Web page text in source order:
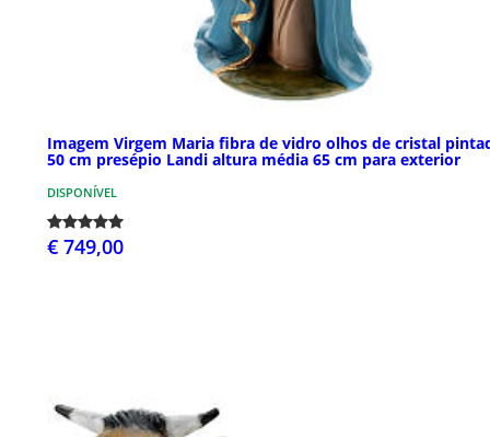
Imagem Virgem Maria fibra de vidro olhos de cristal
50 cm presépio Landi altura média 65 cm para exterior
DISPONÍVEL
€ 749,00